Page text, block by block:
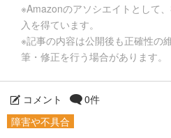
※Amazonのアソシエイトとして
入を得ています。
※記事の内容は公開後も正確性の
筆・修正を行う場合があります。
コメント
0件
障害や不具合